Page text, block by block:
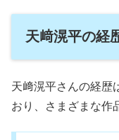
天﨑滉平の経
天﨑滉平さんの経歴
おり、さまざまな作